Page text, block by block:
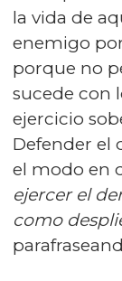
la vida de
enemigo
porque no
sucede con
ejercicio
Defender el
el modo en
ejercer el
como